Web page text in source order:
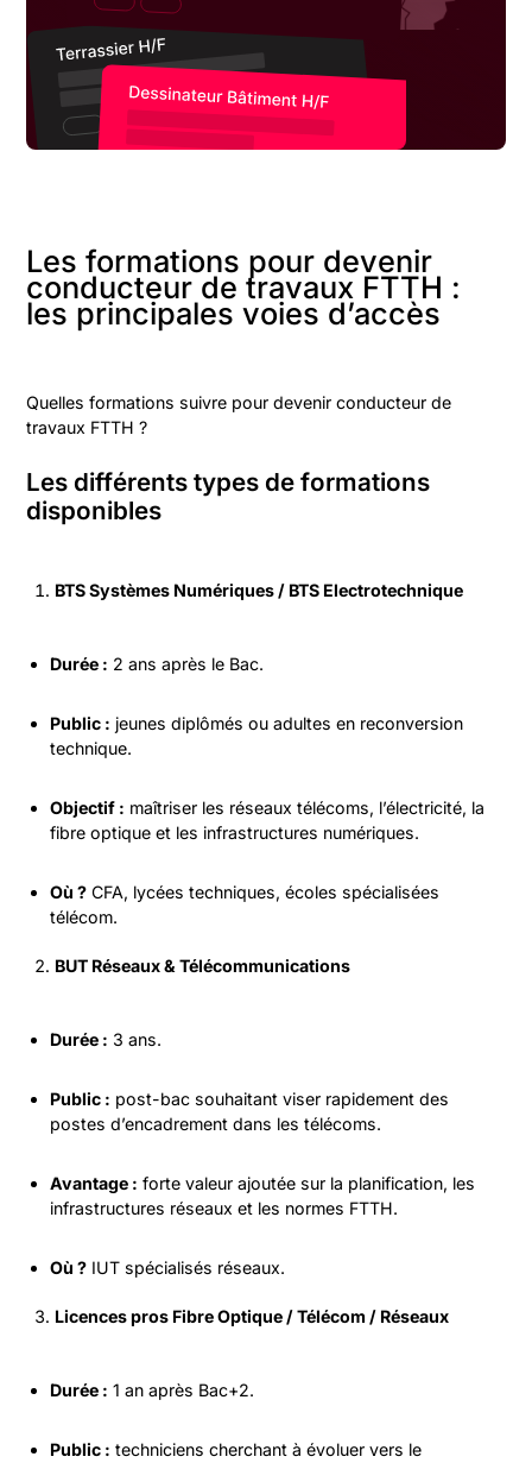
Les formations pour devenir
conducteur de travaux FTTH :
les principales voies d’accès
Quelles formations suivre pour devenir conducteur de
travaux FTTH ?
Les différents types de formations
disponibles
BTS Systèmes Numériques / BTS Electrotechnique
Durée : 2 ans après le Bac.
Public : jeunes diplômés ou adultes en reconversion
technique.
Objectif : maîtriser les réseaux télécoms, l’électricité, la
fibre optique et les infrastructures numériques.
Où ? CFA, lycées techniques, écoles spécialisées
télécom.
BUT Réseaux & Télécommunications
Durée : 3 ans.
Public : post-bac souhaitant viser rapidement des
postes d’encadrement dans les télécoms.
Avantage : forte valeur ajoutée sur la planification, les
infrastructures réseaux et les normes FTTH.
Où ? IUT spécialisés réseaux.
Licences pros Fibre Optique / Télécom / Réseaux
Durée : 1 an après Bac+2.
Public : techniciens cherchant à évoluer vers le